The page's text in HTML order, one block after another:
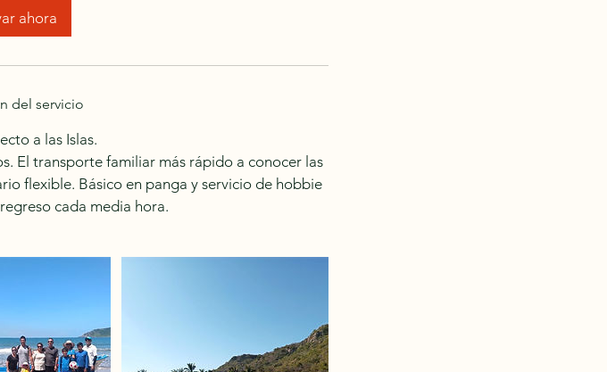
ahora
del servicio
a las Islas.
El transporte familiar más rápido a conocer las
flexible. Básico en panga y servicio de hobbie
cada media hora.